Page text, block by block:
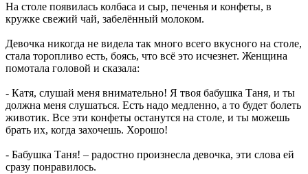
На столе появилась колбаса и сыр, печенья и конфеты, в
кружке свежий чай, забелённый молоком.
Девочка никогда не видела так много всего вкусного на столе,
стала торопливо есть, боясь, что всё это исчезнет. Женщина
помотала головой и сказала:
- Катя, слушай меня внимательно! Я твоя бабушка Таня, и ты
должна меня слушаться. Есть надо медленно, а то будет болеть
животик. Все эти конфеты останутся на столе, и ты можешь
брать их, когда захочешь. Хорошо!
- Бабушка Таня! – радостно произнесла девочка, эти слова ей
сразу понравилось.